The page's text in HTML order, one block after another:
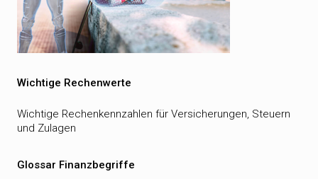
Wichtige Rechenwerte
Wichtige Rechenkennzahlen für Versicherungen, Steuern
und Zulagen
Glossar Finanzbegriffe